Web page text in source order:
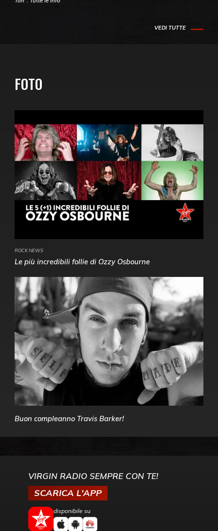
VEDI TUTTE
FOTO
ROCK NEWS
Le più incredibili follie di Ozzy Osbourne
Buon compleanno Travis Barker!
VIRGIN RADIO SEMPRE CON TE!
SCARICA L'APP
disponibile su